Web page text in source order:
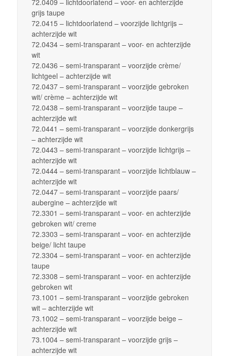
72.0409 – lichtdoorlatend – voor- en achterzijde
grijs taupe
72.0415 – lichtdoorlatend – voorzijde lichtgrijs –
achterzijde wit
72.0434 – semi-transparant – voor- en achterzijde
wit
72.0436 – semi-transparant – voorzijde crème/
lichtgeel – achterzijde wit
72.0437 – semi-transparant – voorzijde gebroken
wit/ crème – achterzijde wit
72.0438 – semi-transparant – voorzijde taupe –
achterzijde wit
72.0441 – semi-transparant – voorzijde donkergrijs
– achterzijde wit
72.0443 – semi-transparant – voorzijde lichtgrijs –
achterzijde wit
72.0444 – semi-transparant – voorzijde lichtblauw –
achterzijde wit
72.0447 – semi-transparant – voorzijde paars/
aubergine – achterzijde wit
72.3301 – semi-transparant – voor- en achterzijde
gebroken wit/ creme
72.3303 – semi-transparant – voor- en achterzijde
beige/ licht taupe
72.3304 – semi-transparant – voor- en achterzijde
taupe
72.3308 – semi-transparant – voor- en achterzijde
gebroken wit
73.1001 – semi-transparant – voorzijde gebroken
wit – achterzijde wit
73.1002 – semi-transparant – voorzijde beige –
achterzijde wit
73.1004 – semi-transparant – voorzijde grijs –
achterzijde wit